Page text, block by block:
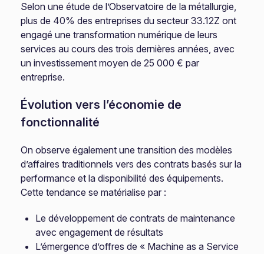
Selon une étude de l’Observatoire de la métallurgie,
plus de 40% des entreprises du secteur 33.12Z ont
engagé une transformation numérique de leurs
services au cours des trois dernières années, avec
un investissement moyen de 25 000 € par
entreprise.
Évolution vers l’économie de
fonctionnalité
On observe également une transition des modèles
d’affaires traditionnels vers des contrats basés sur la
performance et la disponibilité des équipements.
Cette tendance se matérialise par :
Le développement de contrats de maintenance
avec engagement de résultats
L’émergence d’offres de « Machine as a Service